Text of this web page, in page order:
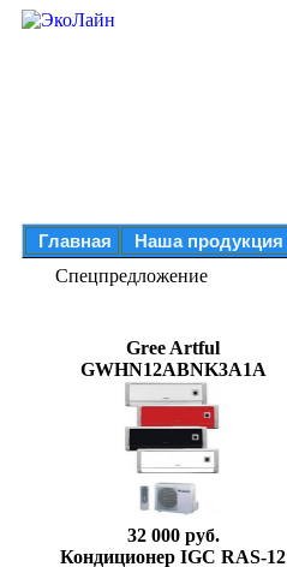
Главная Наша продукция
Спецпредложение
Gree Artful
GWHN12ABNK3A1A
32 000 руб.
Кондиционер IGC RAS-12